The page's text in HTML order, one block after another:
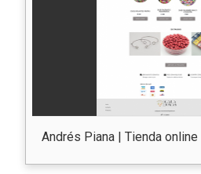
Andrés Piana | Tienda online